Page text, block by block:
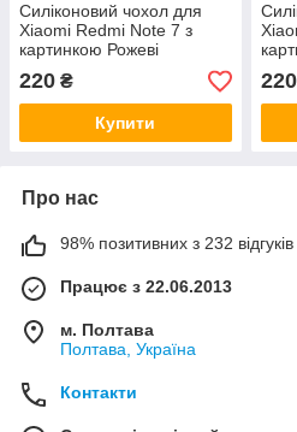
Силіконовий чохол для
Xiaomi Redmi Note 7 з
картинкою Рожеві
220 ₴
Купити
220
Про нас
98% позитивних з 232 відгуків
Працює з 22.06.2013
м. Полтава
Полтава, Україна
Контакти